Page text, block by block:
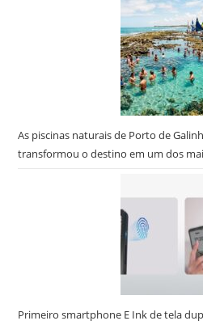
As piscinas naturais de Porto de
transformou o destino em um dos
Primeiro smartphone E Ink de tela